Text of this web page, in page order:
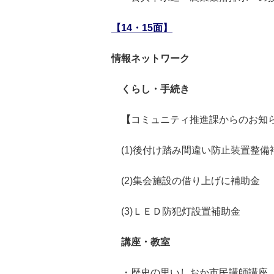
【14・15面】
情報ネットワーク
くらし・手続き
【 コミュニティ推進課からのお知
(1)後付け踏み間違い防止装置整備
(2)集会施設の借り上げに補助金
(3)ＬＥＤ防犯灯設置補助金
講座・教室